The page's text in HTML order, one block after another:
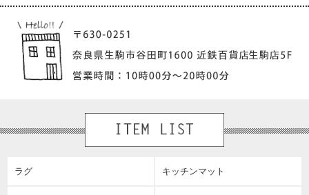
ラグ キッチンマット